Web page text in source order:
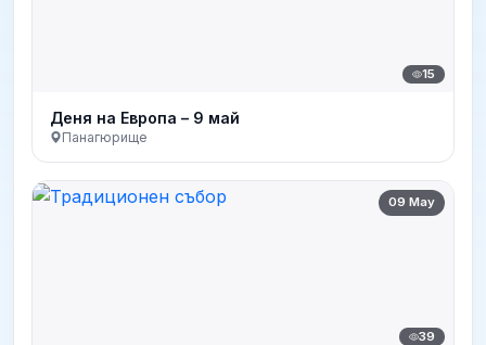
15
Деня на Европа – 9 май
Панагюрище
09 May
39